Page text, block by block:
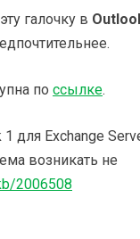
галочку в
по ссылке.
для Exchange
возникать не
2006508